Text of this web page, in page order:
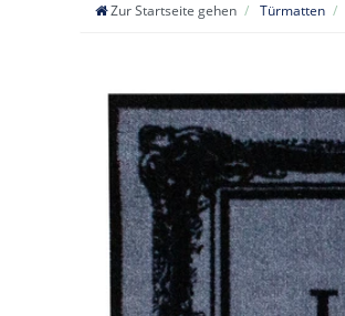
Zur Startseite gehen Türmatten